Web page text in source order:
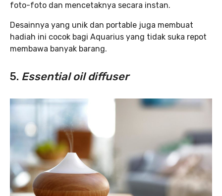
foto-foto dan mencetaknya secara instan.
Desainnya yang unik dan portable juga membuat
hadiah ini cocok bagi Aquarius yang tidak suka repot
membawa banyak barang.
5. Essential oil diffuser